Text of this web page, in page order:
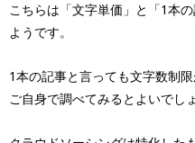
こちらは「文字単価」と「1本
ようです。
1本の記事と言っても文字数制
ご自身で調べてみるとよいでしょ